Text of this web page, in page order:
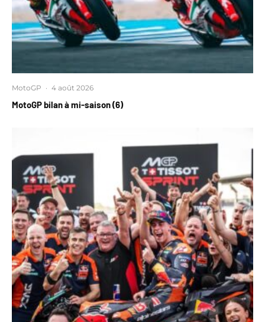
MotoGP · 4 août 2026
MotoGP bilan à mi-saison (6)